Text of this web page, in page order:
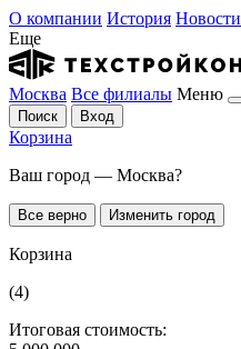
О компании История Новости
Еще
Москва Все филиалы Меню
Поиск Вход
Корзина
Ваш город — Москва?
Все верно Изменить город
Корзина
(4)
Итоговая стоимость: